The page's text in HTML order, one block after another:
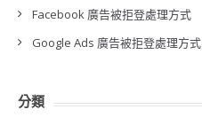
Facebook 廣告被拒登處理方式
Google Ads 廣告被拒登處理方式
分類